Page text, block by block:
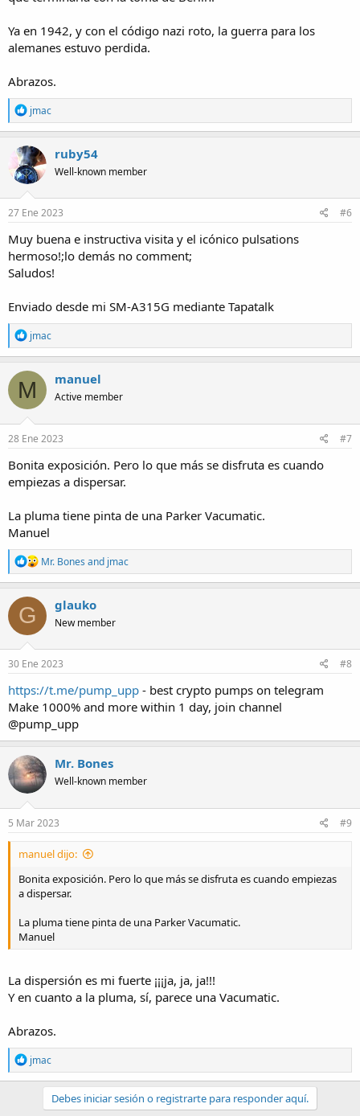
Ya en 1942, y con el código nazi roto, la guerra para los
alemanes estuvo perdida.
Abrazos.
R
e
a
c
t
i
o
n
s
jmac
ruby54
Well-known member
27 Ene 2023 #6
Muy buena e instructiva visita y el icónico pulsations
hermoso!;lo demás no comment;
Saludos!
Enviado desde mi SM-A315G mediante Tapatalk
R
e
a
c
t
i
o
n
s
jmac
M manuel
Active member
28 Ene 2023 #7
Bonita exposición. Pero lo que más se disfruta es cuando
empiezas a dispersar.
La pluma tiene pinta de una Parker Vacumatic.
Manuel
R
e
a
c
n
s
Mr. Bones and jmac
G glauko
New member
30 Ene 2023 #8
https://t.me/pump_upp - best crypto pumps on telegram
Make 1000% and more within 1 day, join channel
@pump_upp
Mr. Bones
Well-known member
5 Mar 2023 #9
manuel dijo:
Bonita exposición. Pero lo que más se disfruta es cuando empiezas
a dispersar.
La pluma tiene pinta de una Parker Vacumatic.
Manuel
La dispersión es mi fuerte ¡¡¡ja, ja, ja!!!
Y en cuanto a la pluma, sí, parece una Vacumatic.
Abrazos.
R
e
a
jmac
Debes iniciar sesión o registrarte para responder aquí.